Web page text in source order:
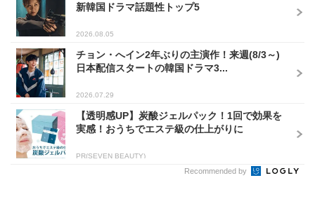
新韓国ドラマ話題性トップ5
2026.08.05
チョン・へイン2年ぶりの主演作！来週(8/3～)
日本配信スタートの韓国ドラマ3...
2026.07.29
【透明感UP】炭酸ジェルパック！1回で効果を
実感！おうちでエステ級の仕上がりに
PR(SEVEN BEAUTY)
Recommended by